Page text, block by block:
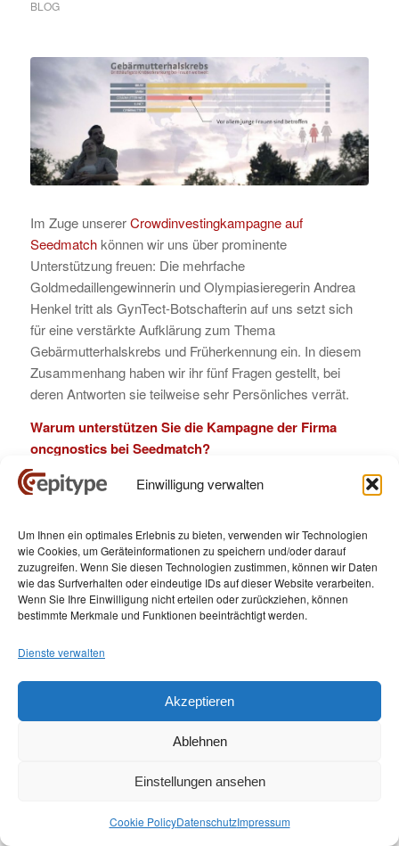
Einwilligung verwalten
Um Ihnen ein optimales Erlebnis zu bieten, verwenden wir Technologien
wie Cookies, um Geräteinformationen zu speichern und/oder darauf
zuzugreifen. Wenn Sie diesen Technologien zustimmen, können wir Daten
wie das Surfverhalten oder eindeutige IDs auf dieser Website verarbeiten.
Wenn Sie Ihre Einwilligung nicht erteilen oder zurückziehen, können
bestimmte Merkmale und Funktionen beeinträchtigt werden.
Dienste verwalten
Akzeptieren
Ablehnen
Einstellungen ansehen
Cookie PolicyDatenschutzImpressum
BLOG
Im Zuge unsererCrowdinvestingkampagne auf
Seedmatch können wir uns über prominente
Unterstützung freuen: Die mehrfache
Goldmedaillengewinnerin und Olympiasieregerin Andrea
Henkel tritt als GynTect-Botschafterin auf uns setzt sich
für eine verstärkte Aufklärung zum Thema
Gebärmutterhalskrebs und Früherkennung ein. In diesem
Zusammenhang haben wir ihr fünf Fragen gestellt, bei
deren Antworten sie teilweise sehr Persönliches verrät.
Warum unterstützen Sie die Kampagne der Firma
oncgnostics bei Seedmatch?
Ich finde einfache und sichere Untersuchungsmethoden
könnte es auch mich eines Tages treffen und dann bin ich
froh, von einem solchen Test profitieren zu können.
Haben Sie selbst oder jemand in Ihrem direkten
Freundes- oder Familienkreis Erfahrung mit dem
Krankheit nahestehende Menschen betrifft, ist man selbst
auch viel aufmerksamer hinsichtlich Entwicklung neuer
Früherkennungs- und Behandlungsmethoden.
Die Krankheit Krebs
jungen Jahren gerne